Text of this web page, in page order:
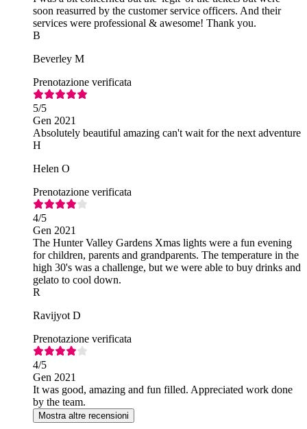
soon reasurred by the customer service officers. And their
services were professional & awesome! Thank you.
B
Beverley M
Prenotazione verificata
5/5
Gen 2021
Absolutely beautiful amazing can't wait for the next adventure
H
Helen O
Prenotazione verificata
4/5
Gen 2021
The Hunter Valley Gardens Xmas lights were a fun evening
for children, parents and grandparents. The temperature in the
high 30's was a challenge, but we were able to buy drinks and
gelato to cool down.
R
Ravijyot D
Prenotazione verificata
4/5
Gen 2021
It was good, amazing and fun filled. Appreciated work done
by the team.
Mostra altre recensioni